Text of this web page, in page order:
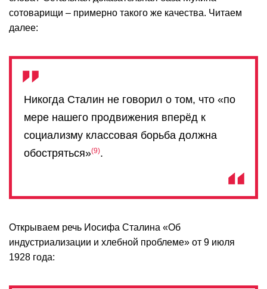
сотоварищи – примерно такого же качества. Читаем
далее:
Никогда Сталин не говорил о том, что «по
мере нашего продвижения вперёд к
социализму классовая борьба должна
обостряться» 9 .
Открываем речь Иосифа Сталина «Об
индустриализации и хлебной проблеме» от 9 июля
1928 года: